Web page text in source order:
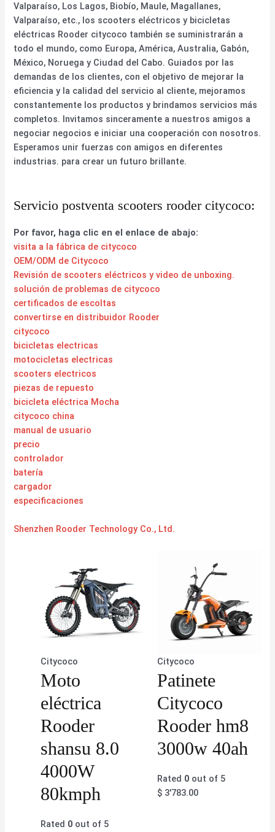
Valparaíso, Los Lagos, Biobío, Maule, Magallanes,
Valparaíso, etc., los scooters eléctricos y bicicletas
eléctricas Rooder citycoco también se suministrarán a
todo el mundo, como Europa, América, Australia, Gabón,
México, Noruega y Ciudad del Cabo. Guiados por las
demandas de los clientes, con el objetivo de mejorar la
eficiencia y la calidad del servicio al cliente, mejoramos
constantemente los productos y brindamos servicios más
completos. Invitamos sinceramente a nuestros amigos a
negociar negocios e iniciar una cooperación con nosotros.
Esperamos unir fuerzas con amigos en diferentes
industrias. para crear un futuro brillante.
Servicio postventa scooters rooder citycoco:
Por favor, haga clic en el enlace de abajo:
visita a la fábrica de citycoco
OEM/ODM de Citycoco
Revisión de scooters eléctricos y video de unboxing.
solución de problemas de citycoco
certificados de escoltas
convertirse en distribuidor Rooder
citycoco
bicicletas electricas
motocicletas electricas
scooters electricos
piezas de repuesto
bicicleta eléctrica Mocha
citycoco china
manual de usuario
precio
controlador
batería
cargador
especificaciones
Shenzhen Rooder Technology Co., Ltd.
Citycoco
Moto
eléctrica
Rooder
shansu 8.0
4000W
80kmph
Rated 0 out of 5
Citycoco
Patinete
Citycoco
Rooder hm8
3000w 40ah
Rated 0out of 5
$3'783.00